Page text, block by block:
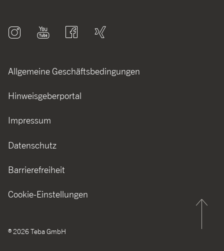
Allgemeine Geschäftsbedingungen
Hinweisgeberportal
Impressum
Datenschutz
Barrierefreiheit
Cookie-Einstellungen
® 2026Teba GmbH